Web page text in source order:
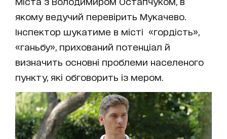
якому ведучий перевірить Мукачево.
Інспектор шукатиме в місті «гордість»,
«ганьбу», прихований потенціал й
визначить основні проблеми населеного
пункту, які обговорить із мером.